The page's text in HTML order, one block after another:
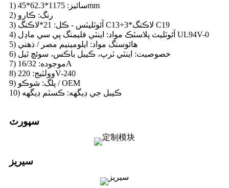
1) سائيز: 1175*62.3*45mm
2) رنگ: ڪارو
3) آئوٽليٽس - ڪل: 21*لاڪنگ C13+3*لاڪنگ C19
4) آئوٽليٽ پلاسٽڪ مواد: اينٽي فليمنگ پي سي ماڊل UL94V-0
5) هائوسنگ مواد: ايلومينيم مصر / ذهني
6) خصوصيت: اينٽي ٽرپ، ڪيبل باڪس، سوئچ ٿيل
7) موجوده: 16/32A
8) وولٽيج: 220V-240
9) پلگ: شوڪو / OEM
10) ڪيبل جي ڊيگهه: ڪسٽم ڊيگهه
سپورٽ
سيريز